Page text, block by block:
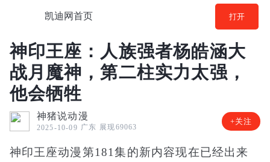
凯迪网首页 打开
神印王座：人族强者杨皓涵大
战月魔神，第二柱实力太强，
他会牺牲
神猪说动漫
2025-10-09 广东 展现69063
+关注
神印王座动漫第181集的新内容现在已经出来